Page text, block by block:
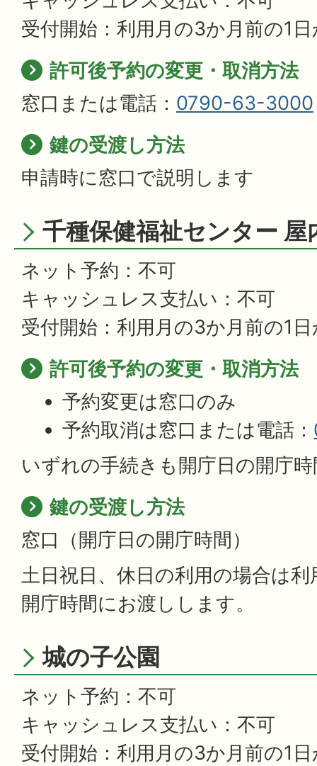
受付開始：利用月の3か月前の1
許可後予約の変更・取消方法
窓口または電話： 0790-63-3000
鍵の受渡し方法
申請時に窓口で説明します
千種保健福祉センター 屋
ネット予約：不可
キャッシュレス支払い：不可
受付開始：利用月の3か月前の1
許可後予約の変更・取消方法
予約変更は窓口のみ
予約取消は窓口または電話：
いずれの手続きも開庁日の開庁
鍵の受渡し方法
窓口（開庁日の開庁時間）
土日祝日、休日の利用の場合は
開庁時間にお渡しします。
城の子公園
ネット予約：不可
キャッシュレス支払い：不可
受付開始：利用月の3か月前の1